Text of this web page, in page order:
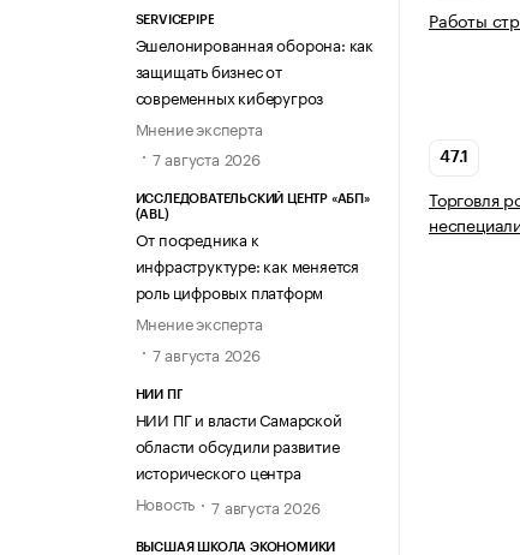
SERVICEPIPE
Эшелонированная оборона: как
защищать бизнес от
современных киберугроз
Мнение эксперта
7 августа 2026
ИССЛЕДОВАТЕЛЬСКИЙ ЦЕНТР «АБП»
(ABL)
От посредника к
инфраструктуре: как меняется
роль цифровых платформ
Мнение эксперта
7 августа 2026
НИИ ПГ
НИИ ПГ и власти Самарской
области обсудили развитие
исторического центра
Новость
7 августа 2026
ВЫСШАЯ ШКОЛА ЭКОНОМИКИ
Работы
47.1
Торговля